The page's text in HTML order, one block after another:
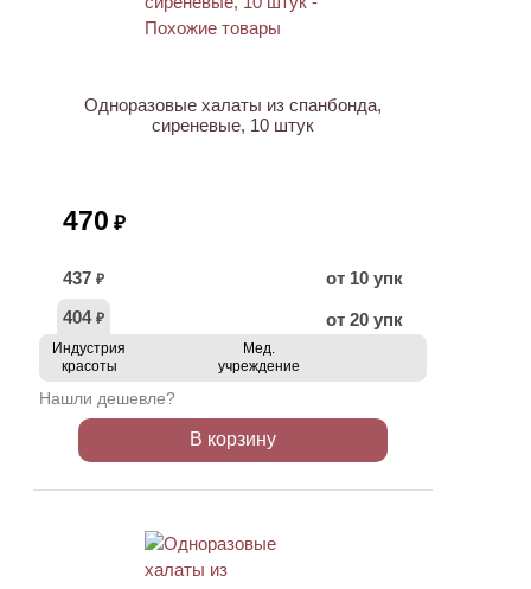
Одноразовые халаты из спанбонда,
сиреневые, 10 штук
470 ₽
437 ₽
от 10 упк
404 ₽ от 20 упк
Индустрия
красоты
Мед.
учреждение
Нашли дешевле?
В корзину